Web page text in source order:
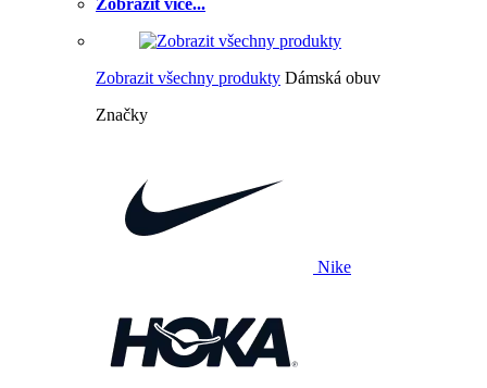
Zobrazit více...
Zobrazit všechny produkty Dámská obuv
Značky
Nike